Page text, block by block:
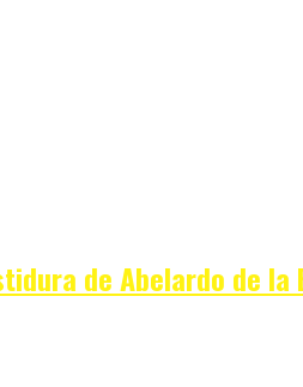
de Abelardo de